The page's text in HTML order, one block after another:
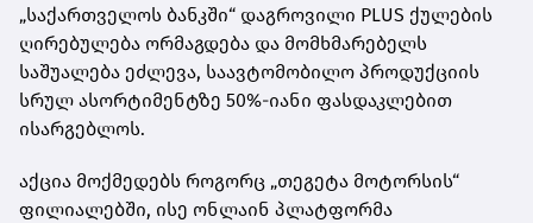
„საქართველოს ბანკში“ დაგროვილი PLUS ქულების
ღირებულება ორმაგდება და მომხმარებელს
საშუალება ეძლევა, საავტომობილო პროდუქციის
სრულ ასორტიმენტზე 50%-იანი ფასდაკლებით
ისარგებლოს.
აქცია მოქმედებს როგორც „თეგეტა მოტორსის“
ფილიალებში, ისე ონლაინ პლატფორმა